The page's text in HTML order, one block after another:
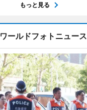
もっと見る
ワールドフォトニュース